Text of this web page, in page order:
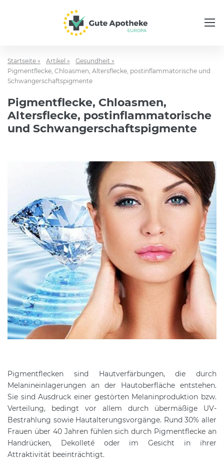
Startseite » Artikel »
Gesundheit »
Pigmentflecke, Chloasmen, Altersflecke, postinflammatorische und
Schwangerschaftspigmente
Pigmentflecke, Chloasmen,
Altersflecke, postinflammatorische
und Schwangerschaftspigmente
Pigmentflecken sind Hautverfärbungen, die durch
Melanineinlagerungen an der Hautoberfläche entstehen.
Sie sind Ausdruck einer gestörten Melaninproduktion bzw.
Verteilung, bedingt vor allem durch übermäßige UV-
Bestrahlung sowie Hautalterungsvorgänge. Rund 30% aller
Frauen über 40 Jahren fühlen sich durch Pigmentflecke an
Handrücken, Dekolleté oder im Gesicht in ihrer
Attraktivität beeinträchtigt.